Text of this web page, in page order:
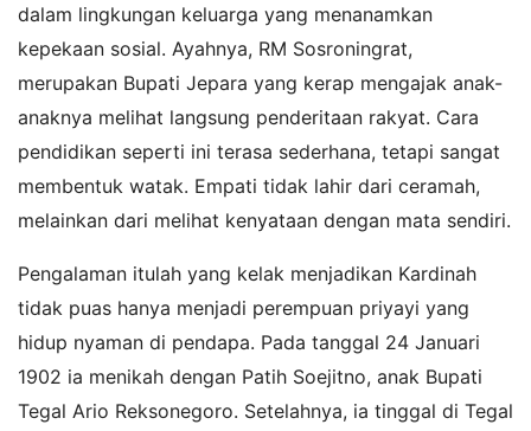
dalam lingkungan keluarga yang menanamkan
kepekaan sosial. Ayahnya, RM Sosroningrat,
merupakan Bupati Jepara yang kerap mengajak anak-
anaknya melihat langsung penderitaan rakyat. Cara
pendidikan seperti ini terasa sederhana, tetapi sangat
membentuk watak. Empati tidak lahir dari ceramah,
melainkan dari melihat kenyataan dengan mata sendiri.
Pengalaman itulah yang kelak menjadikan Kardinah
tidak puas hanya menjadi perempuan priyayi yang
hidup nyaman di pendapa. Pada tanggal 24 Januari
1902 ia menikah dengan Patih Soejitno, anak Bupati
Tegal Ario Reksonegoro. Setelahnya, ia tinggal di Tegal